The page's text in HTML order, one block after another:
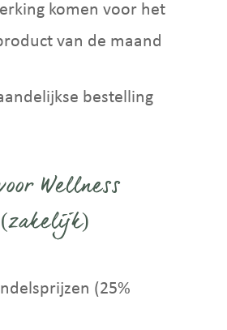
komen voor het
van de maand
bestelling
Wellness
(25%